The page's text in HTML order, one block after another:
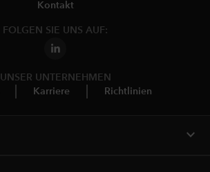
Kontakt
FOLGEN SIE UNS AUF:
UNSER UNTERNEHMEN
Karriere Richtlinien
expand_more